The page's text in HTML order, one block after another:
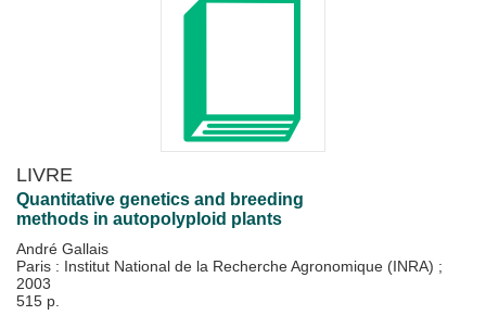
LIVRE
Quantitative genetics and breeding
methods in autopolyploid plants
André Gallais
Paris : Institut National de la Recherche Agronomique (INRA) ;
2003
515 p.